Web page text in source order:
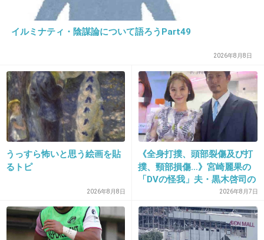
(T_T)
インテグレートならキラーウインクジェルライナーがいい
と思う
綿棒でぼかす事が必須だけどそれを欠かさずやればにじま
ただメチャクチャ太いからそれが嫌ならケイトの新しく出
たアイライナーがいいかもw(°0°)w
+12
18. 匿名 2013/05/05(日) 23:05:32
わたしも何使ってもパンダになる…
+26 -6
イルミナティ・陰謀論について語ろうPart49
2026年8月8日
うっすら怖いと思う絵画を貼
るトピ
2026年8月8日
《全身打撲、頭部裂傷及び打
撲、頸部損傷…》宮崎麗果の
「DVの怪我」夫・黒木啓司の
逮捕で始まる「夫婦の闘争」
2026年8月7日